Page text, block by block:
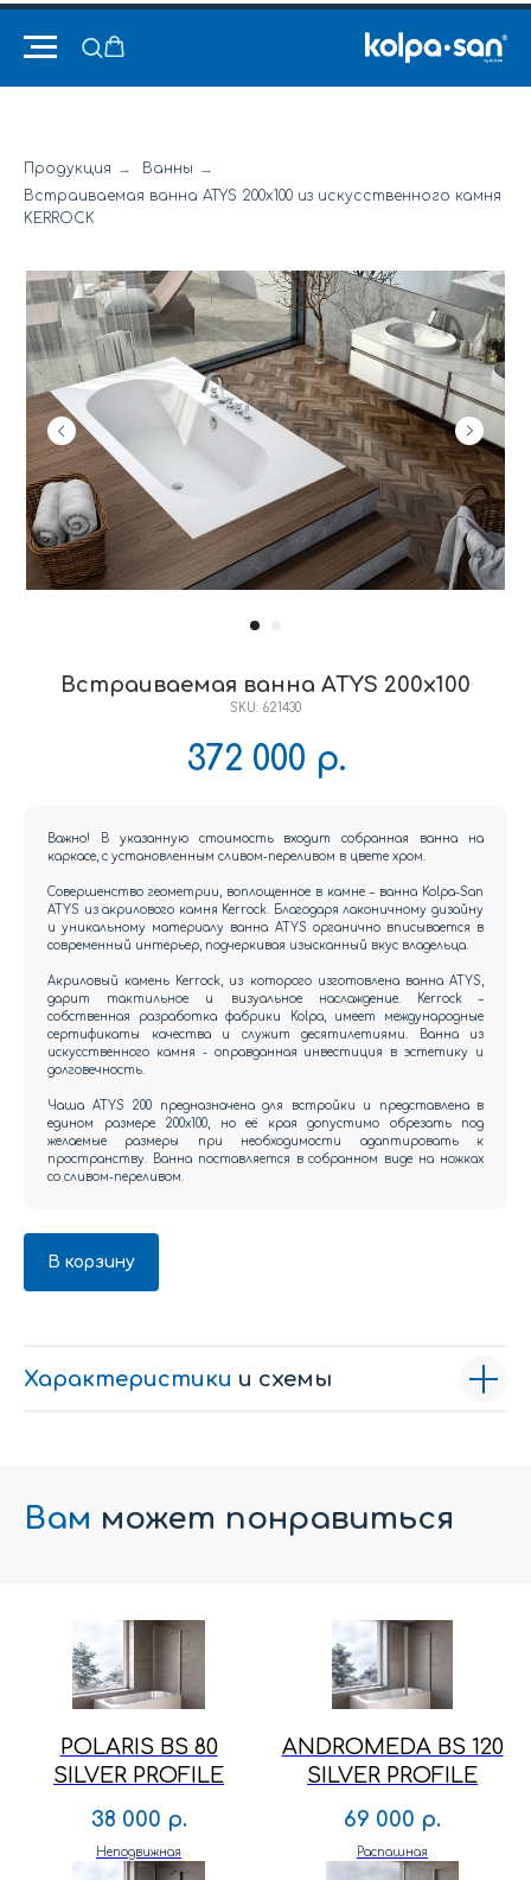
Продукция → Ванны →
Встраиваемая ванна ATYS 200x100 из искусственного камня
KERROCK
Встраиваемая ванна ATYS 200x100
SKU: 621430
372 000 р.
Важно! В указанную стоимость входит собранная ванна на
каркасе, с установленным сливом-переливом в цвете хром.
Совершенство геометрии, воплощенное в камне – ванна Kolpa-San
ATYS из акрилового камня Kerrock. Благодаря лаконичному дизайну
и уникальному материалу ванна ATYS органично вписывается в
современный интерьер, подчеркивая изысканный вкус владельца.
Акриловый камень Kerrock, из которого изготовлена ванна ATYS,
дарит тактильное и визуальное наслаждение. Kerrock –
собственная разработка фабрики Kolpa, имеет международные
сертификаты качества и служит десятилетиями. Ванна из
искусственного камня - оправданная инвестиция в эстетику и
долговечность.
Чаша ATYS 200 предназначена для встройки и представлена в
едином размере 200x100, но её края допустимо обрезать под
желаемые размеры при необходимости адаптировать к
пространству. Ванна поставляется в собранном виде на ножках
со сливом-переливом.
В корзину
Характеристики и схемы
Вам может понравиться
POLARIS BS 80
SILVER PROFILE
38 000 р.
Неподвижная
ANDROMEDA BS 120
SILVER PROFILE
69 000 р.
Распашная